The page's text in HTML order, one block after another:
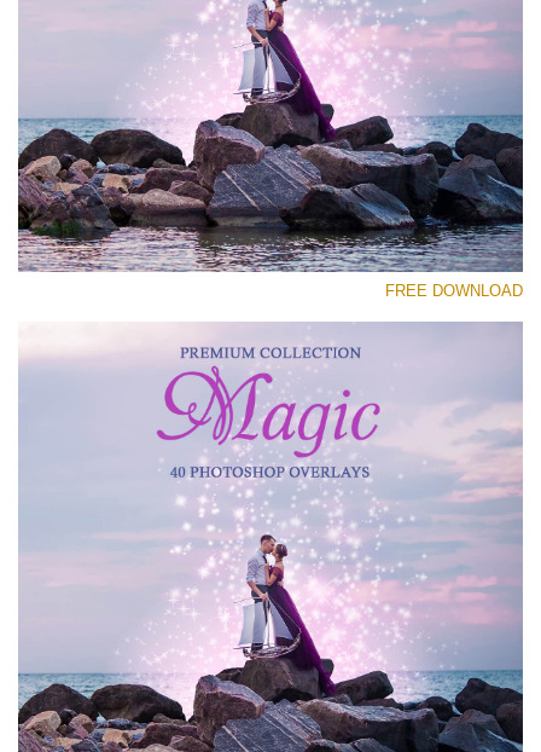
رجاء اختر
Free Photoshop Overlay #24
Small 800*533px
Magic Collection
(40 Overlays)
Large 6000*4000px
Entire Collection
Large 6000*4000px
تنزيل مجاني
FREE DOWNLOAD